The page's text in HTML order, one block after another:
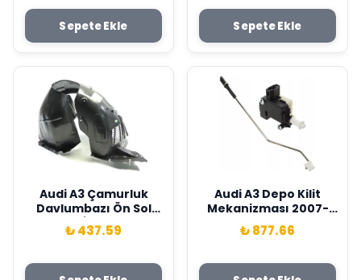
Sepete Ekle Sepete Ekle
Audi A3 Çamurluk
Davlumbazı Ön Sol
Taraf WİSCO Marka
2020 > Model Sonraı
₺ 437.59
Audi A3 Depo Kilit
Mekanizması 2007-
2012 Wisco Marka
3C0810773
₺ 877.66